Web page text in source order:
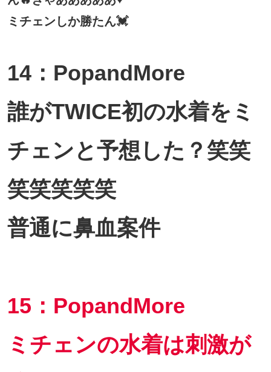
ミチェンしか勝たん💓
14：PopandMore
誰がTWICE初の水着をミ
チェンと予想した？笑笑
笑笑笑笑笑
普通に鼻血案件
15：PopandMore
ミチェンの水着は刺激が